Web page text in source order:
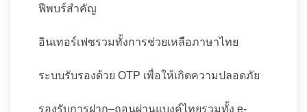
ฟีพบร์สำคัญ
อินเทอร์เฟซรวมทั้งการช่วยเหลือภาษาไทย
ระบบรับรองด้วย OTP เพื่อให้เกิดความปลอดภัย
รองรับการฝาก–ถอนผ่านแบงค์ไทยรวมทั้ง e-